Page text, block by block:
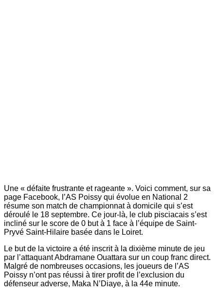
Une « défaite frustrante et rageante ». Voici comment, sur sa
page Facebook, l’AS Poissy qui évolue en National 2
résume son match de championnat à domicile qui s’est
déroulé le 18 septembre. Ce jour-là, le club pisciacais s’est
incliné sur le score de 0 but à 1 face à l’équipe de Saint-
Pryvé Saint-Hilaire basée dans le Loiret.
Le but de la victoire a été inscrit à la dixième minute de jeu
par l’attaquant Abdramane Ouattara sur un coup franc direct.
Malgré de nombreuses occasions, les joueurs de l’AS
Poissy n’ont pas réussi à tirer profit de l’exclusion du
défenseur adverse, Maka N’Diaye, à la 44e minute.